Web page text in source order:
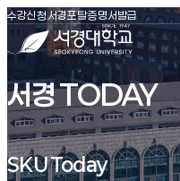
서경대학교
수강신청(새창 열림)
서경포탈(새창 열림)
증명서발급(새창 열
서경 TODAY
SKU Today
SKU Today